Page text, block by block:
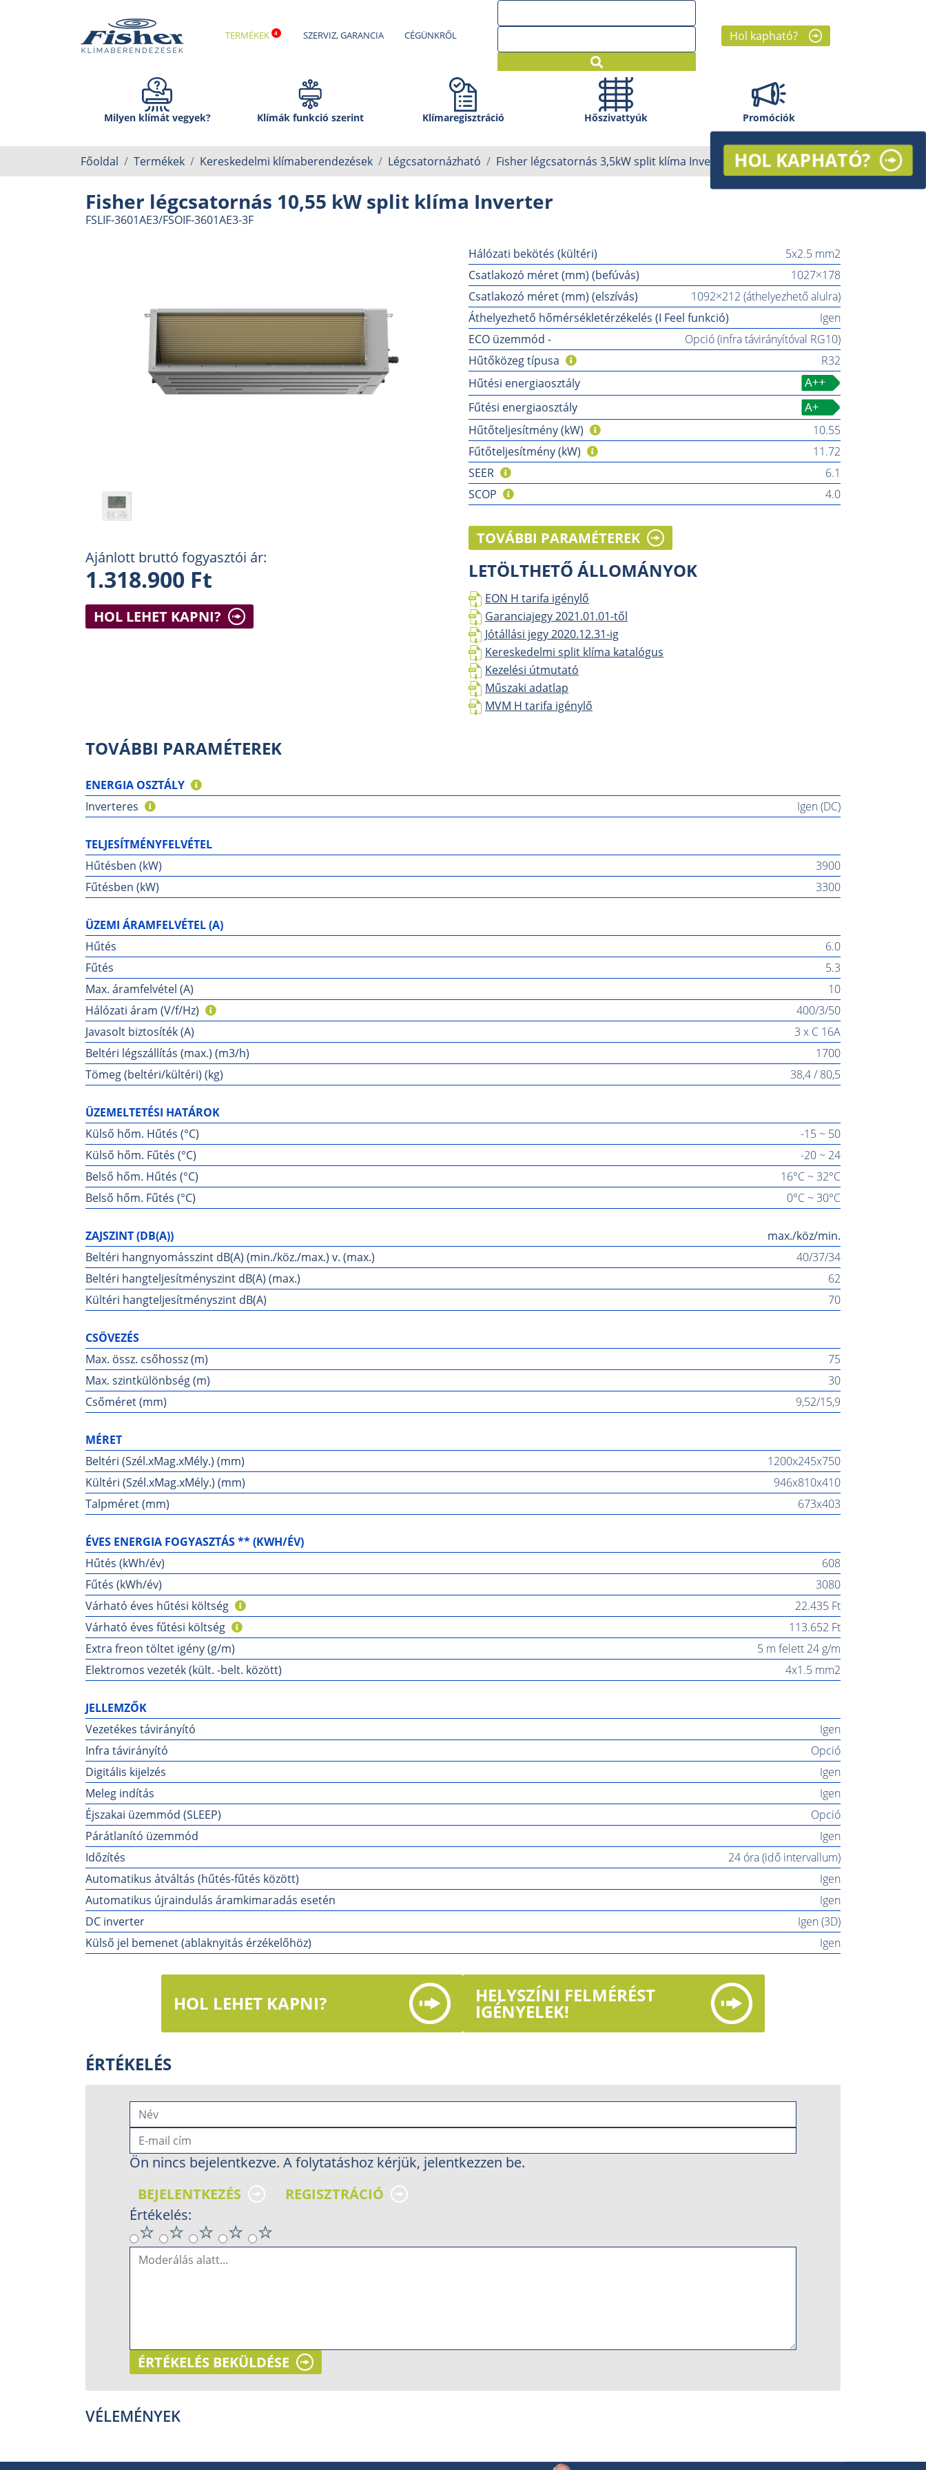
TERMÉKEK SZERVIZ, GARANCIA CÉGÜNKRŐL Hol kapható?
Milyen klímát vegyek? Klímák funkció szerint Klíma­regisztráció Hőszivattyúk Promóciók
Főoldal Termékek Kereskedelmi klímaberendezések Légcsatornázható Fisher légcsatornás 3,5kW split klíma Inverter
Fisher légcsatornás 10,55 kW split klíma Inverter
FSLIF-3601AE3/FSOIF-3601AE3-3F
Ajánlott bruttó fogyasztói ár:
1.318.900 Ft
HOL LEHET KAPNI?
Hűtőközeg típusa
R32
Hűtési energiaosztály
Fűtési energiaosztály
Hűtőteljesítmény (kW)
10.55
Fűtőteljesítmény (kW)
11.72
SEER
6.1
SCOP
4.0
Hálózati bekötés (kültéri)
5x2.5 mm2
Csatlakozó méret (mm) (befúvás)
1027×178
Csatlakozó méret (mm) (elszívás)
1092×212 (áthelyezhető alulra)
Áthelyezhető hőmérsékletérzékelés (I Feel funkció)
Igen
ECO üzemmód -
Opció (infra távirányítóval RG10)
TOVÁBBI PARAMÉTEREK
LETÖLTHETŐ ÁLLOMÁNYOK
EON H tarifa igénylő
Garanciajegy 2021.01.01-től
Jótállási jegy 2020.12.31-ig
Kereskedelmi split klíma katalógus
Kezelési útmutató
Műszaki adatlap
MVM H tarifa igénylő
TOVÁBBI PARAMÉTEREK
ENERGIA OSZTÁLY
Inverteres
Igen (DC)
TELJESÍTMÉNYFELVÉTEL
Hűtésben (kW)
3900
Fűtésben (kW)
3300
ÜZEMI ÁRAMFELVÉTEL (A)
Hűtés
6.0
Fűtés
5.3
Max. áramfelvétel (A)
10
Hálózati áram (V/f/Hz)
400/3/50
Javasolt biztosíték (A)
3 x C 16A
Beltéri légszállítás (max.) (m3/h)
1700
Tömeg (beltéri/kültéri) (kg)
38,4 / 80,5
ÜZEMELTETÉSI HATÁROK
Külső hőm. Hűtés (°C)
-15 ~ 50
Külső hőm. Fűtés (°C)
-20 ~ 24
Belső hőm. Hűtés (°C)
16°C ~ 32°C
Belső hőm. Fűtés (°C)
0°C ~ 30°C
ZAJSZINT (DB(A))
max./köz/min.
Beltéri hangnyomásszint dB(A) (min./köz./max.) v. (max.)
40/37/34
Beltéri hangteljesítményszint dB(A) (max.)
62
Kültéri hangteljesítményszint dB(A)
70
CSÖVEZÉS
Max. össz. csőhossz (m)
75
Max. szintkülönbség (m)
30
Csőméret (mm)
9,52/15,9
MÉRET
Beltéri (Szél.xMag.xMély.) (mm)
1200x245x750
Kültéri (Szél.xMag.xMély.) (mm)
946x810x410
Talpméret (mm)
673x403
ÉVES ENERGIA FOGYASZTÁS ** (KWH/ÉV)
Hűtés (kWh/év)
608
Fűtés (kWh/év)
3080
Várható éves hűtési költség
22.435 Ft
Várható éves fűtési költség
113.652 Ft
Extra freon töltet igény (g/m)
5 m felett 24 g/m
Elektromos vezeték (kült. -belt. között)
4x1.5 mm2
JELLEMZŐK
Vezetékes távirányító
Igen
Infra távirányító
Opció
Digitális kijelzés
Igen
Meleg indítás
Igen
Éjszakai üzemmód (SLEEP)
Opció
Párátlanító üzemmód
Igen
Időzítés
24 óra (idő intervallum)
Automatikus átváltás (hűtés-fűtés között)
Igen
Automatikus újraindulás áramkimaradás esetén
Igen
DC inverter
Igen (3D)
Külső jel bemenet (ablaknyitás érzékelőhöz)
Igen
HOL LEHET KAPNI? HELYSZÍNI FELMÉRÉST
IGÉNYELEK!
ÉRTÉKELÉS
Ön nincs bejelentkezve. A folytatáshoz kérjük, jelentkezzen be.
BEJELENTKEZÉS
REGISZTRÁCIÓ
Értékelés:
ÉRTÉKELÉS BEKÜLDÉSE
VÉLEMÉNYEK
HOL KAPHATÓ?